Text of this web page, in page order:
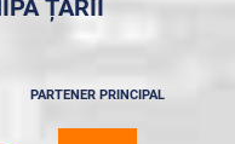
ȚĂRII
PARTENER PRINCIPAL